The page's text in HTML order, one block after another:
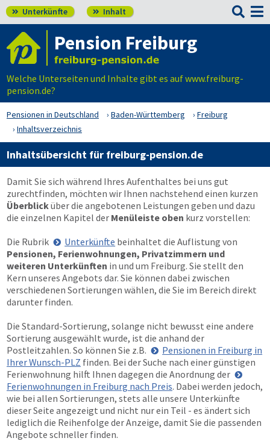
 Unterkünfte  Inhalt 
Pension Freiburg
Welche Unterseiten und Inhalte gibt es auf www.freiburg-
pension.de?
Pensionen in Deutschland Baden-Württemberg
Freiburg
Inhaltsverzeichnis
Inhaltsübersicht für freiburg-pension.de
Damit Sie sich während Ihres Aufenthaltes bei uns gut
zurechtfinden, möchten wir Ihnen nachstehend einen kurzen
Überblicküber die angebotenen Leistungen geben und dazu
die einzelnen Kapitel der Menüleiste oben kurz vorstellen:
Die Rubrik
Unterkünfte beinhaltet die Auflistung von
Pensionen, Ferienwohnungen, Privatzimmern und
weiteren Unterkünften in und um Freiburg. Sie stellt den
Kern unseres Angebots dar. Sie können dabei zwischen
verschiedenen Sortierungen wählen, die Sie im Bereich direkt
darunter finden.
Die Standard-Sortierung, solange nicht bewusst eine andere
Sortierung ausgewählt wurde, ist die anhand der
Postleitzahlen. So können Sie z.B.
Pensionen in Freiburg in
Ihrer Wunsch-PLZ finden. Bei der Suche nach einer günstigen
Ferienwohnung hilft Ihnen dagegen die Anordnung der
Ferienwohnungen in Freiburg nach Preis. Dabei werden jedoch,
wie bei allen Sortierungen, stets alle unsere Unterkünfte
dieser Seite angezeigt und nicht nur ein Teil - es ändert sich
lediglich die Reihenfolge der Anzeige, damit Sie die passenden
Angebote schneller finden.